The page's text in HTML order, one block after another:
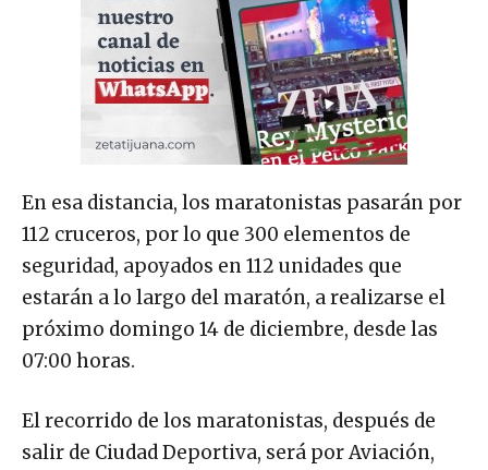
En esa distancia, los maratonistas pasarán por
112 cruceros, por lo que 300 elementos de
seguridad, apoyados en 112 unidades que
estarán a lo largo del maratón, a realizarse el
próximo domingo 14 de diciembre, desde las
07:00 horas.
El recorrido de los maratonistas, después de
salir de Ciudad Deportiva, será por Aviación,